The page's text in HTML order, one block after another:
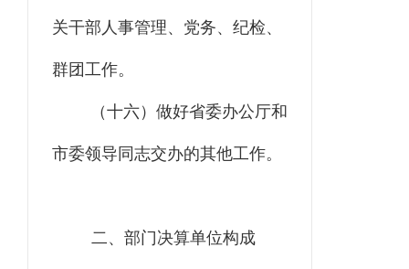
关干部人事管理、党务、纪检、
群团工作。
（十六）做好省委办公厅和
市委领导同志交办的其他工作。
二、部门决算单位构成